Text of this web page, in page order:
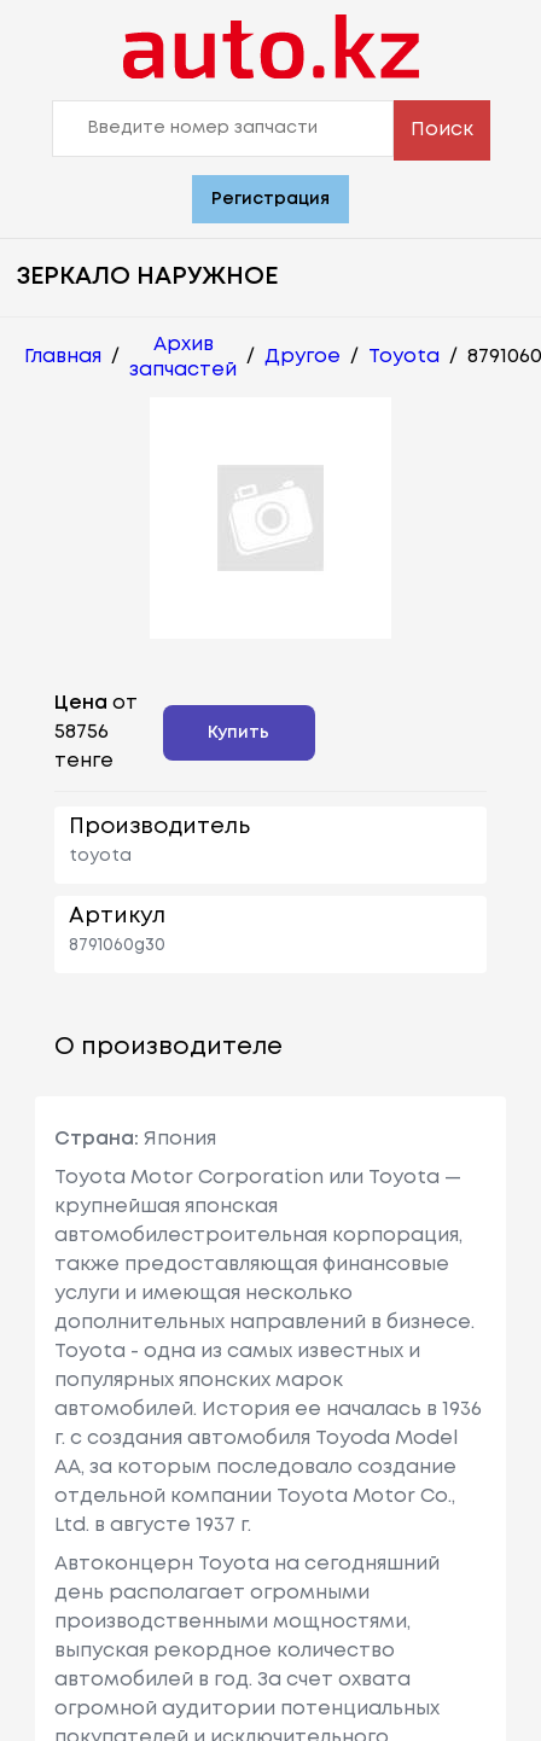
Поиск
Регистрация
ЗЕРКАЛО НАРУЖНОЕ
Главная /
Архив
запчастей
/ Другое / Toyota /
Цена от
58756
тенге
Купить
Производитель
toyota
Артикул
8791060g30
О производителе
Страна: Япония
Toyota Motor Corporation или Toyota —
крупнейшая японская
автомобилестроительная корпорация,
также предоставляющая финансовые
услуги и имеющая несколько
дополнительных направлений в бизнесе.
Toyota - одна из самых известных и
популярных японских марок
автомобилей. История ее началась в 1936
г. с создания автомобиля Toyoda Model
AA, за которым последовало создание
отдельной компании Toyota Motor Co.,
Ltd. в августе 1937 г.
Автоконцерн Toyota на сегодняшний
день располагает огромными
производственными мощностями,
выпуская рекордное количество
автомобилей в год. За счет охвата
огромной аудитории потенциальных